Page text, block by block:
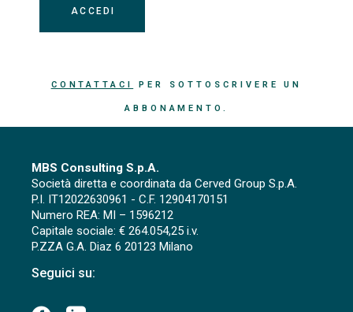
CONTATTACI PER SOTTOSCRIVERE UN
ABBONAMENTO.
MBS Consulting S.p.A.
Società diretta e coordinata da Cerved Group S.p.A.
P.I. IT12022630961 - C.F. 12904170151
Numero REA: MI – 1596212
Capitale sociale: € 264.054,25 i.v.
P.ZZA G.A. Diaz 6 20123 Milano
Seguici su: